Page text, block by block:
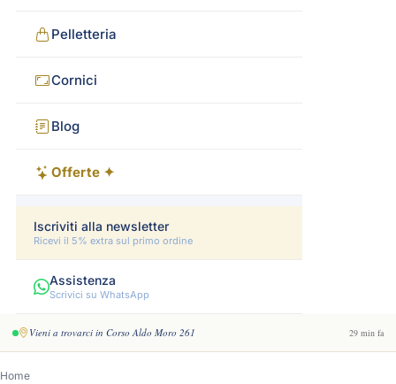
Pelletteria
Cornici
Blog
Offerte ✦
Iscriviti alla newsletter
Ricevi il 5% extra sul primo ordine
Assistenza
Scrivici su WhatsApp
Vieni a trovarci in Corso Aldo Moro 261 29 min fa
Home